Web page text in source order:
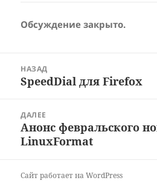
Обсуждение закрыто.
записям
НАЗАД
Предыдущая
SpeedDial для Firefox
ДАЛЕЕ
Следующая
запись:
Анонс февральского
LinuxFormat
Сайт работает на WordPress